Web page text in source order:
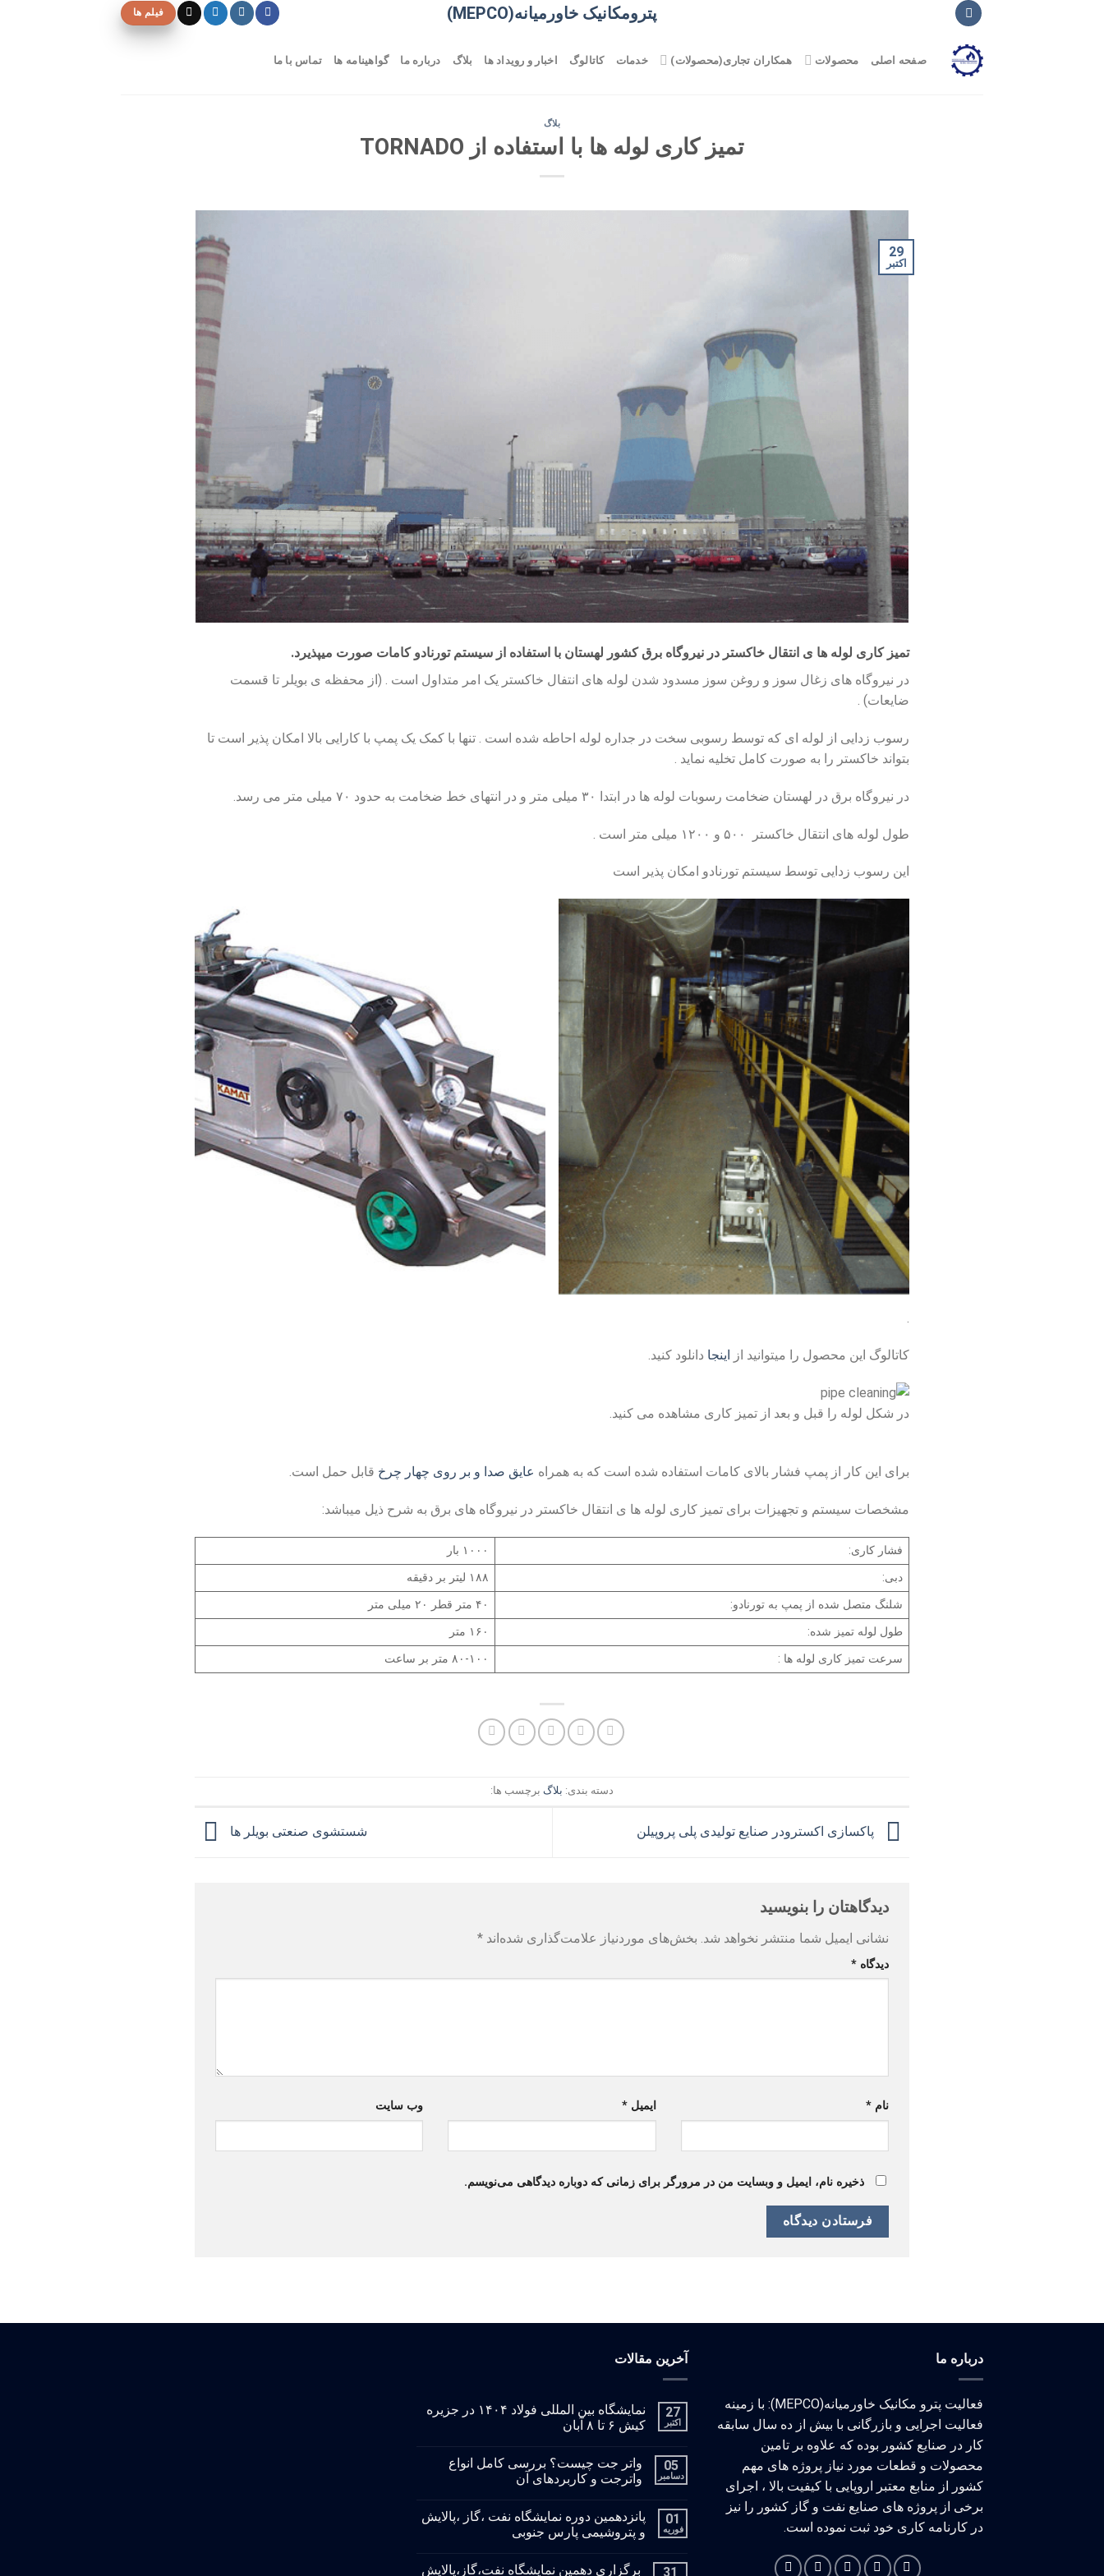
پترومکانیک خاورمیانه(MEPCO) فیلم ها
صفحه اصلی محصولات همکاران تجاری(محصولات) خدمات کاتالوگ اخبار و رویداد ها بلاگ درباره ما گواهینامه ها تماس با ما
بلاگ
تمیز کاری لوله ها با استفاده از TORNADO
29
اکتبر
تمیز کاری لوله ها ی انتقال خاکستر در نیروگاه برق کشور لهستان با استفاده از سیستم تورنادو کامات صورت میپذیرد.
در نیروگاه های زغال سوز و روغن سوز مسدود شدن لوله های انتفال خاکستر یک امر متداول است . (از محفظه ی بویلر تا قسمت
ضایعات) .
رسوب زدایی از لوله ای که توسط رسوبی سخت در جداره لوله احاطه شده است . تنها با کمک یک پمپ با کارایی بالا امکان پذیر است تا
بتواند خاکستر را به صورت کامل تخلیه نماید .
در نیروگاه برق در لهستان ضخامت رسوبات لوله ها در ابتدا ۳۰ میلی متر و در انتهای خط ضخامت به حدود ۷۰ میلی متر می رسد.
طول لوله های انتقال خاکستر ۵۰۰ و ۱۲۰۰ میلی متر است .
این رسوب زدایی توسط سیستم تورنادو امکان پذیر است
کاتالوگ این محصول را میتوانید از اینجا دانلود کنید.
در شکل لوله را قبل و بعد از تمیز کاری مشاهده می کنید.
برای این کار از پمپ فشار بالای کامات استفاده شده است که به همراه عایق صدا و بر روی چهار چرخ قابل حمل است.
مشخصات سیستم و تجهیزات برای تمیز کاری لوله ها ی انتقال خاکستر در نیروگاه های برق به شرح ذیل میباشد:
فشار کاری:
۱۰۰۰ بار
دبی:
۱۸۸ لیتر بر دقیقه
شلنگ متصل شده از پمپ به تورنادو:
۴۰ متر قطر ۲۰ میلی متر
طول لوله تمیز شده:
۱۶۰ متر
سرعت تمیز کاری لوله ها :
۸۰-۱۰۰ متر بر ساعت
دسته بندی: بلاگ برچسب ها:
پاکسازی اکسترودر صنایع تولیدی پلی پروپیلن شستشوی صنعتی بویلر ها
دیدگاهتان را بنویسید
نشانی ایمیل شما منتشر نخواهد شد. بخش‌های موردنیاز علامت‌گذاری شده‌اند *
دیدگاه *
نام * ایمیل* وب‌ سایت
ذخیره نام، ایمیل و وبسایت من در مرورگر برای زمانی که دوباره دیدگاهی می‌نویسم.
درباره ما
فعالیت پترو مکانیک خاورمیانه(MEPCO): با زمینه
فعالیت اجرایی و بازرگانی با بیش از ده سال سابقه
کار در صنایع کشور بوده که علاوه بر تامین
محصولات و قطعات مورد نیاز پروژه های مهم
کشور از منابع معتبر اروپایی با کیفیت بالا ، اجرای
برخی از پروژه های صنایع نفت و گاز کشور را نیز
در کارنامه کاری خود ثبت نموده است.
آخرین مقالات
27
اکتبر
نمایشگاه بین المللی فولاد ۱۴۰۴ در جزیره
کیش ۶ تا ۸ آبان
05
دسامبر
واتر جت چیست؟ بررسی کامل انواع
واترجت و کاربردهای آن
01
فوریه
پانزدهمین دوره نمایشگاه نفت ،گاز ،پالایش
و پتروشیمی پارس جنوبی
31 برگزاری دهمین نمایشگاه نفت،گاز،پالایش